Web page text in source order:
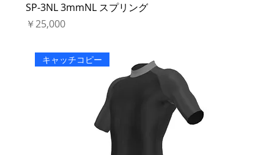
SP-3NL 3mmNL スプリング
価格
￥25,000
キャッチコピー